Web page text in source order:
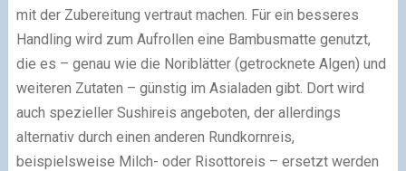
mit der Zubereitung vertraut machen. Für ein besseres
Handling wird zum Aufrollen eine Bambusmatte genutzt,
die es – genau wie die Noriblätter (getrocknete Algen) und
weiteren Zutaten – günstig im Asialaden gibt. Dort wird
auch spezieller Sushireis angeboten, der allerdings
alternativ durch einen anderen Rundkornreis,
beispielsweise Milch- oder Risottoreis – ersetzt werden